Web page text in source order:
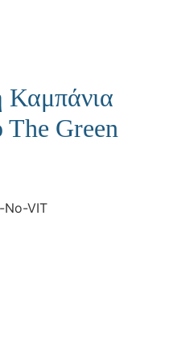
Καμπάνια
The Green